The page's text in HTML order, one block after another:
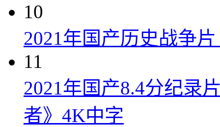
10
2021年国产历史战争
11
2021年国产8.4分纪录
者》4K中字